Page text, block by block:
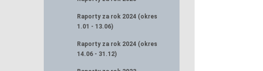
Raporty za rok 2024 (okres
1.01 - 13.06)
Raporty za rok 2024 (okres
14.06 - 31.12)